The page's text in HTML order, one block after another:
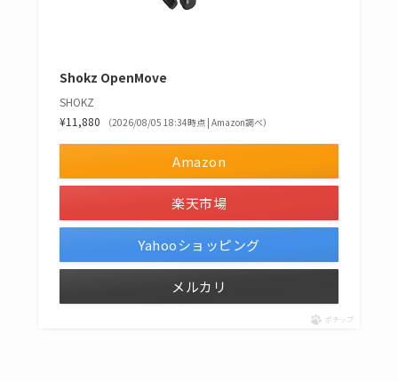
Shokz OpenMove
SHOKZ
¥11,880
（2026/08/05 18:34時点 | Amazon調べ）
Amazon
楽天市場
Yahooショッピング
メルカリ
ポチップ